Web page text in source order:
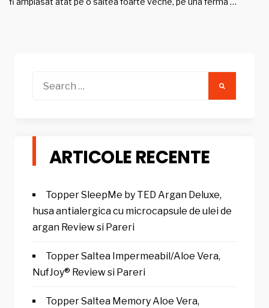
ARTICOLE RECENTE
Topper SleepMe by TED Argan Deluxe,
husa antialergica cu microcapsule de ulei de
argan Review si Pareri
Topper Saltea Impermeabil/Aloe Vera,
NufJoy® Review si Pareri
Topper Saltea Memory Aloe Vera,